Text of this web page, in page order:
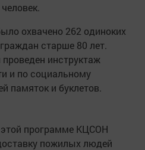
охвачено 262 одиноких
старше 80 лет.
инструктаж
и по социальному
памяток и буклетов.
этой программе КЦСОН
пожилых людей